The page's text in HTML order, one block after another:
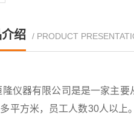
绍 / PRODUCT
隆仪器有限公司是是一家主
平方米，员工人数30人以上